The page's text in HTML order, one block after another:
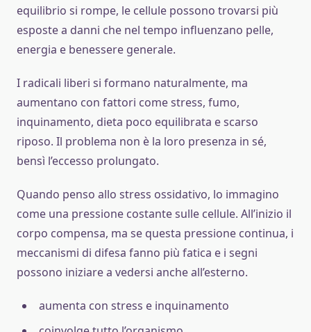
equilibrio si rompe, le cellule possono trovarsi più
esposte a danni che nel tempo influenzano pelle,
energia e benessere generale.
I radicali liberi si formano naturalmente, ma
aumentano con fattori come stress, fumo,
inquinamento, dieta poco equilibrata e scarso
riposo. Il problema non è la loro presenza in sé,
bensì l’eccesso prolungato.
Quando penso allo stress ossidativo, lo immagino
come una pressione costante sulle cellule. All’inizio il
corpo compensa, ma se questa pressione continua, i
meccanismi di difesa fanno più fatica e i segni
possono iniziare a vedersi anche all’esterno.
aumenta con stress e inquinamento